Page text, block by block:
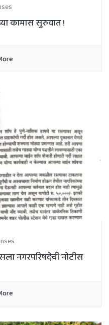
कामास सुरुवात !
नगरपरिषदेची नोटीस